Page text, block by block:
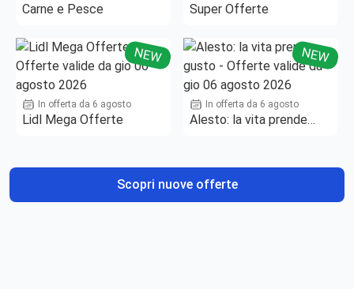
Carne e Pesce Super Offerte
NEW
In offerta da 6 agosto
Lidl Mega Offerte
NEW
In offerta da 6 agosto
Alesto: la vita prende
Scopri nuove offerte